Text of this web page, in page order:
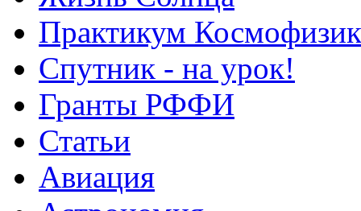
Практикум
Спутник - на урок!
Гранты РФФИ
Статьи
Авиация